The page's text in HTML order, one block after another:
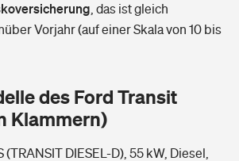
Wie gefährdet ist Ihr Haus?
Jetzt Versicherer finden
viel Geld bekomme ich im Alter?
das ist gleich
Vorjahr (auf einer Skala von 10 bis
des Ford Transit
Klammern)
(TRANSIT DIESEL-D), 55 kW, Diesel,